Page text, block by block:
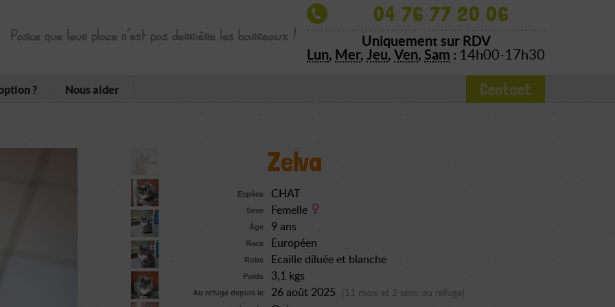
Parce que leur place n’est pas derrière les barreaux !
04 76 77 20 06
Uniquement sur RDV
Lun, Mer, Jeu, Ven, Sam : 14h00-17h30
? Nous aider Contact
Zelva
Espèce CHAT
Sexe Femelle
Âge 9 ans
Race Européen
Robe Ecaille diluée et blanche
Poids 3,1 kgs
Au refuge depuis le 26 août 2025 (11 mois et 2 sem. au refuge)